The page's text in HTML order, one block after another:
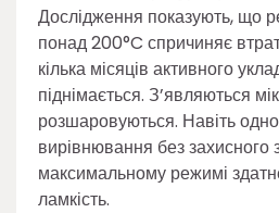
Дослідження показують, що
понад 200°C спричиняє
кілька місяців активного
піднімається. З’являються
розшаровуються. Навіть
вирівнювання без захисного
максимальному режимі
ламкість.